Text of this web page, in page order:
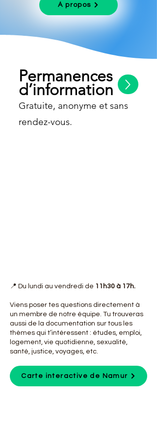
À propos
Permanences
d’information
Gratuite, anonyme et sans
rendez-vous.
📍 Du lundi au vendredi de 11h30 à 17h.
Viens poser tes questions directement à
un membre de notre équipe. Tu trouveras
aussi de la documentation sur tous les
thèmes qui t’intéressent : études, emploi,
logement, vie quotidienne, sexualité,
santé, justice, voyages, etc.
Carte interactive de Namur